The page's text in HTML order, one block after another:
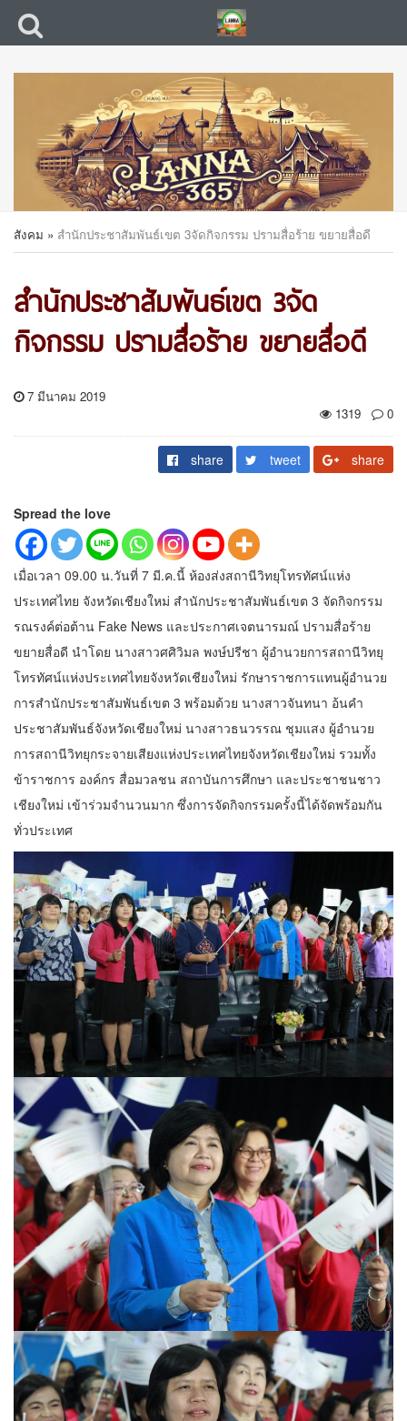
สังคม » สำนักประชาสัมพันธ์เขต 3จัดกิจกรรม ปรามสื่อร้าย ขยายสื่อดี
สำนักประชาสัมพันธ์เขต 3จัด
กิจกรรม ปรามสื่อร้าย ขยายสื่อดี
7 มีนาคม 2019
1319
0
share tweet share
Spread the love
เมื่อเวลา 09.00 น.วันที่ 7 มี.ค.นี้ ห้องส่งสถานีวิทยุโทรทัศน์แห่ง
ประเทศไทย จังหวัดเชียงใหม่ สำนักประชาสัมพันธ์เขต 3 จัดกิจกรรม
รณรงค์ต่อต้าน Fake News และประกาศเจตนารมณ์ ปรามสื่อร้าย
ขยายสื่อดี นำโดย นางสาวศศิวิมล พงษ์ปรีชา ผู้อำนวยการสถานีวิทยุ
โทรทัศน์แห่งประเทศไทยจังหวัดเชียงใหม่ รักษาราชการแทนผู้อำนวย
การสำนักประชาสัมพันธ์เขต 3 พร้อมด้วย นางสาวจันทนา อ้นคำ
ประชาสัมพันธ์จังหวัดเชียงใหม่ นางสาวธนวรรณ ชุมแสง ผู้อำนวย
การสถานีวิทยุกระจายเสียงแห่งประเทศไทยจังหวัดเชียงใหม่ รวมทั้ง
ข้าราชการ องค์กร สื่อมวลชน สถาบันการศึกษา และประชาชนชาว
เชียงใหม่ เข้าร่วมจำนวนมาก ซึ่งการจัดกิจกรรมครั้งนี้ได้จัดพร้อมกัน
ทั่วประเทศ